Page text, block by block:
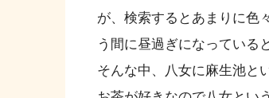
が、検索するとあまりに色
う間に昼過ぎになっている
そんな中、八女に麻生池と